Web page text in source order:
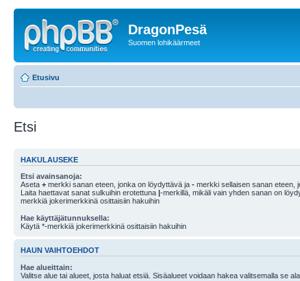
DragonPesä
Suomen lohikäärmeet
Etusivu
Etsi
HAKULAUSEKE
Etsi avainsanoja:
Aseta + merkki sanan eteen, jonka on löydyttävä ja - merkki sellaisen sanan eteen,
Laita haettavat sanat sulkuihin erotettuna |-merkillä, mikäli vain yhden sanan on
merkkiä jokerimerkkinä osittaisiin hakuihin
Hae käyttäjätunnuksella:
Käytä *-merkkiä jokerimerkkinä osittaisiin hakuihin
HAUN VAIHTOEHDOT
Hae alueittain:
Valitse alue tai alueet, josta haluat etsiä. Sisäalueet voidaan hakea valitsemalla se